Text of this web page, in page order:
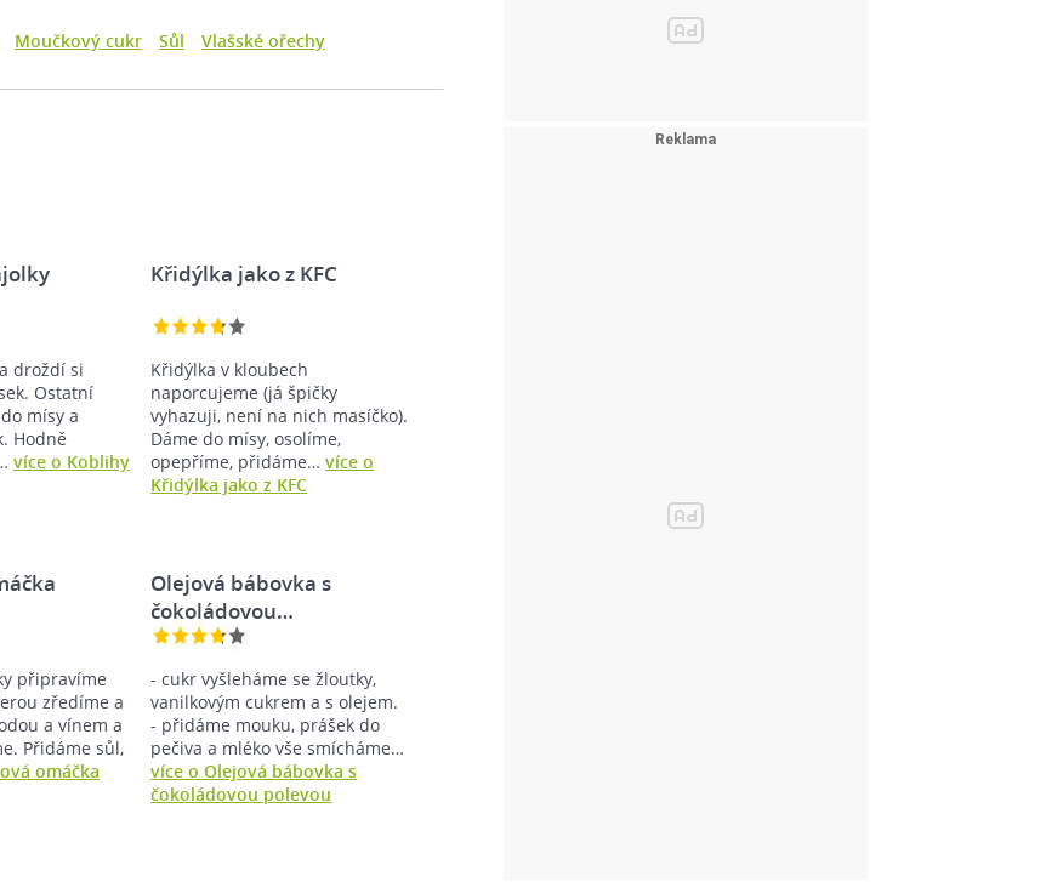
Moučkový cukr Sůl Vlašské ořechy
droždí si
Ostatní
mísy a
Hodně
více o Koblihy
Křidýlka jako z KFC
Křidýlka v kloubech
naporcujeme (já špičky
vyhazuji, není na nich masíčko).
Dáme do mísy, osolíme,
opepříme, přidáme…více o
Křidýlka jako z KFC
připravíme
zředíme a
a vínem a
Přidáme sůl,
omáčka
Olejová bábovka s
čokoládovou…
- cukr vyšleháme se žloutky,
vanilkovým cukrem a s olejem.
- přidáme mouku, prášek do
pečiva a mléko vše smícháme…
více o Olejová bábovka s
čokoládovou polevou